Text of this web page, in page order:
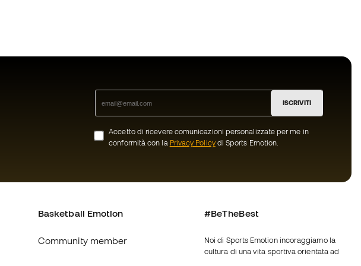
ISCRIVITI
Accetto di ricevere comunicazioni personalizzate per me in
conformità con la Privacy Policydi Sports Emotion.
Basketball Emotion
Community member
#BeTheBest
Noi di Sports Emotion incoraggiamo la
cultura di una vita sportiva orientata ad